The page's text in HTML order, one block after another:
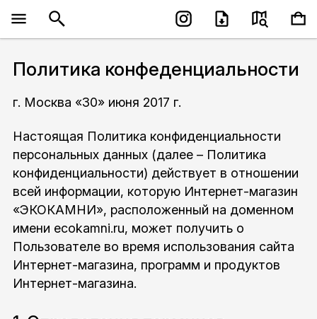
Политика конфеденциальности
г. Москва «30» июня 2017 г.
Настоящая Политика конфиденциальности
персональных данных (далее – Политика
конфиденциальности) действует в отношении
всей информации, которую Интернет-магазин
«ЭКОКАМНИ», расположенный на доменном
имени ecokamni.ru, может получить о
Пользователе во время использования сайта
Интернет-магазина, программ и продуктов
Интернет-магазина.